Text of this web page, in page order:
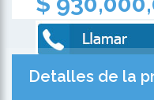
Detalles de la